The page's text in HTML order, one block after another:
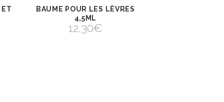
AU VIEW
AJOUTER AU
PANIER
BAUME POUR LES LÈVRES
4,5ML
12,30€